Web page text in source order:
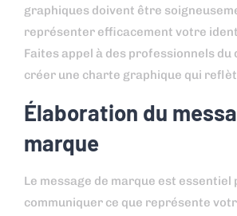
graphiques doivent être
représenter efficacement votre
Faites appel à des professionnels du
créer une charte graphique qui
Élaboration du
marque
Le message de marque est essentiel
communiquer ce que représente